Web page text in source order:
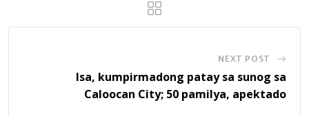
NEXT POST
Isa, kumpirmadong patay sa sunog sa
Caloocan City; 50 pamilya, apektado